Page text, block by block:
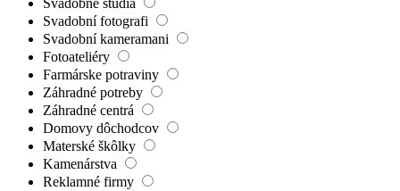
Svadobné štúdiá
Svadobní fotografi
Svadobní kameramani
Fotoateliéry
Farmárske potraviny
Záhradné potreby
Záhradné centrá
Domovy dôchodcov
Materské škôlky
Kamenárstva
Reklamné firmy